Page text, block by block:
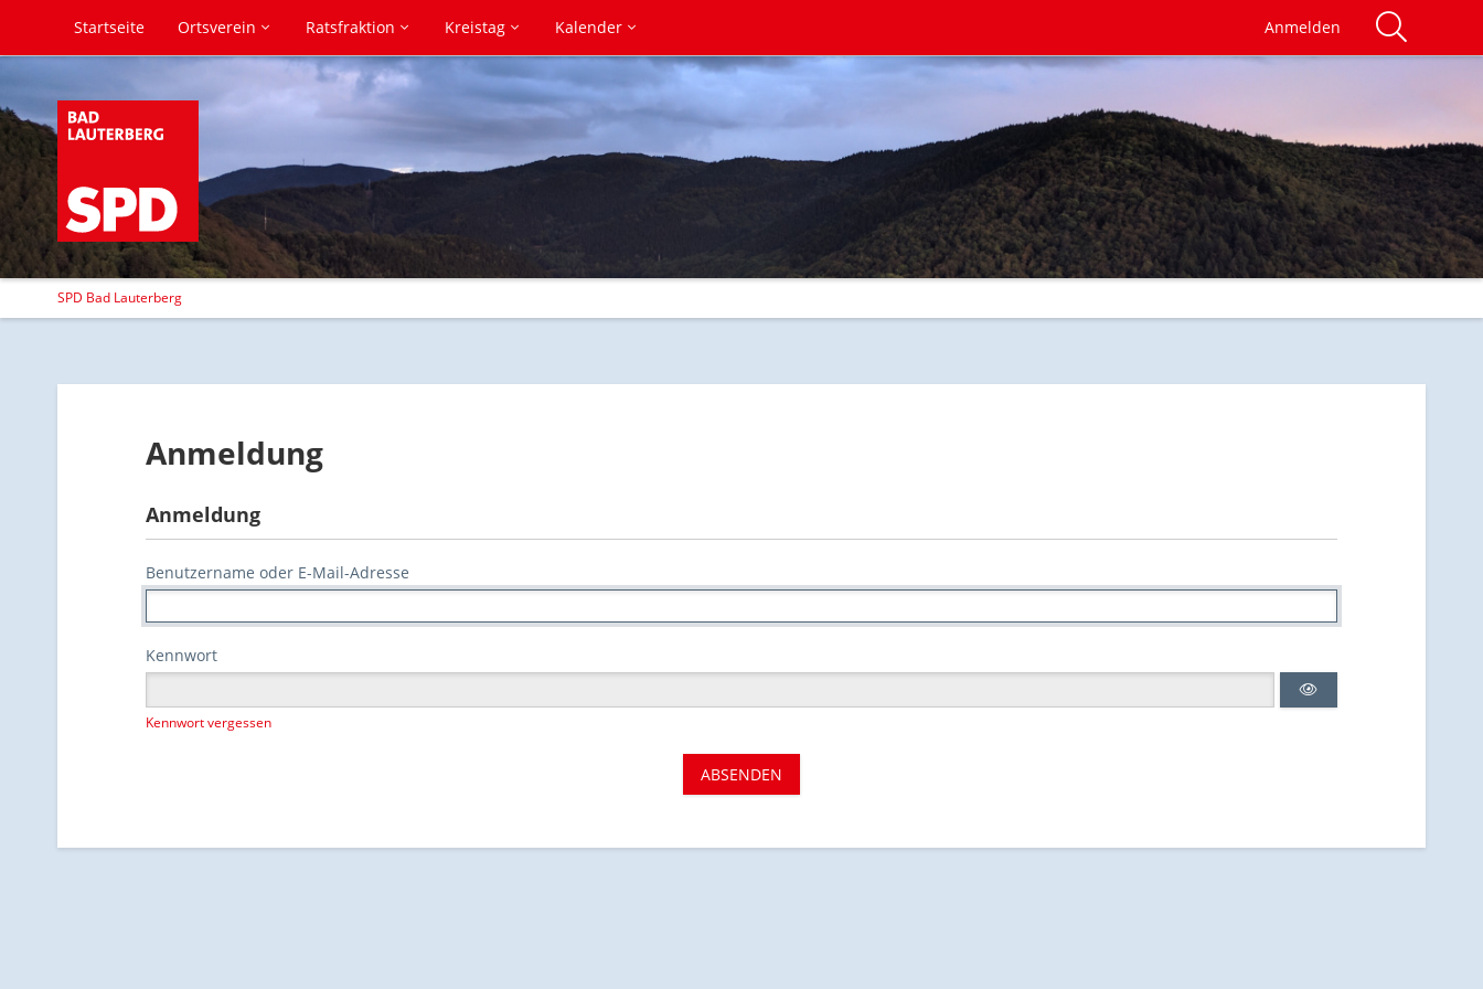
Startseite Ortsverein Ratsfraktion Kreistag Kalender Anmelden
SPD Bad Lauterberg
Anmeldung
Anmeldung
Benutzername oder E-Mail-Adresse
Kennwort
Kennwort vergessen